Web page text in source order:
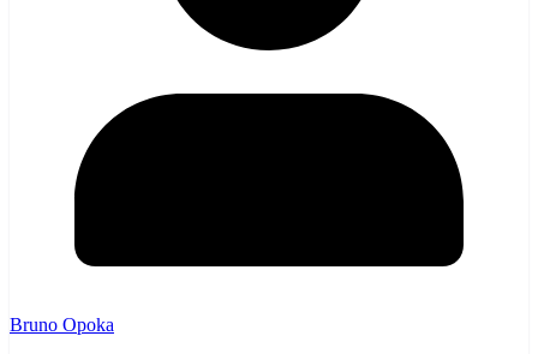
Bruno Opoka